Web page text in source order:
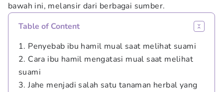
bawah ini, melansir dari berbagai sumber.
Table of Content
1. Penyebab ibu hamil mual saat melihat suami
2. Cara ibu hamil mengatasi mual saat melihat
suami
3. Jahe menjadi salah satu tanaman herbal yang